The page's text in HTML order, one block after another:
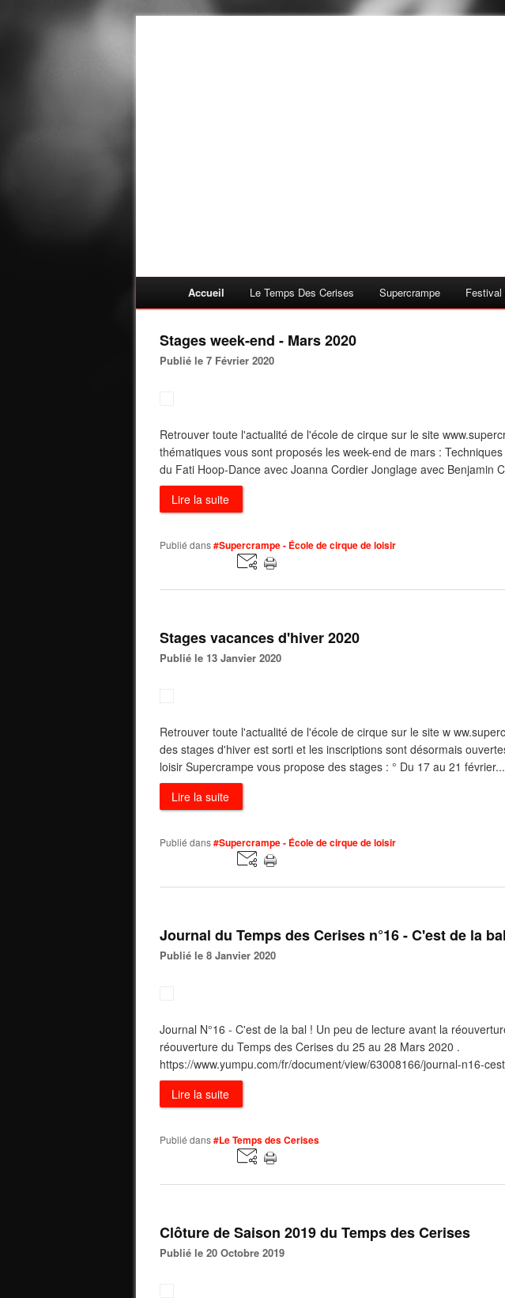
Accueil Le Temps Des Cerises Supercrampe Festival
Stages week-end - Mars 2020
Publié le 7 Février 2020
Retrouver toute l'actualité de l'école de cirque sur le site
thématiques vous sont proposés les week-end de mars :
du Fati Hoop-Dance avec Joanna Cordier Jonglage avec Benjamin
Lire la suite
Publié dans#Supercrampe - École de cirque de loisir
Stages vacances d'hiver 2020
Publié le 13 Janvier 2020
Retrouver toute l'actualité de l'école de cirque sur le site w
des stages d'hiver est sorti et les inscriptions sont désormais
loisir Supercrampe vous propose des stages : ° Du 17 au 21 février...
Lire la suite
Publié dans#Supercrampe - École de cirque de loisir
Journal du Temps des Cerises n°16 - C'est de la
Publié le 8 Janvier 2020
Journal N°16 - C'est de la bal ! Un peu de lecture avant la
réouverture du Temps des Cerises du 25 au 28 Mars 2020 .
https://www.yumpu.com/fr/document/view/63008166/journal-n16-
Lire la suite
Publié dans#Le Temps des Cerises
Clôture de Saison 2019 du Temps des Cerises
Publié le 20 Octobre 2019